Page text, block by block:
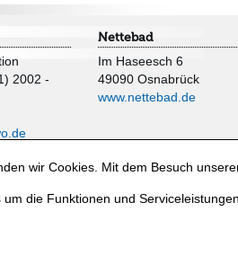
2002 -
und
2002 -
Nettebad
Im Haseesch 6
49090 Osnabrück
www.nettebad.de
wir Cookies. Mit dem Besuch
die Funktionen und